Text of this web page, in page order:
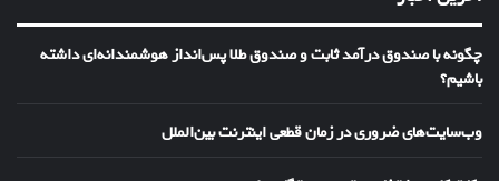
چگونه با صندوق درآمد ثابت و صندوق طلا پس‌انداز هوشمندانه‌ای داشته
باشیم؟
وب‌سایت‌های ضروری در زمان قطعی اینترنت بین‌الملل